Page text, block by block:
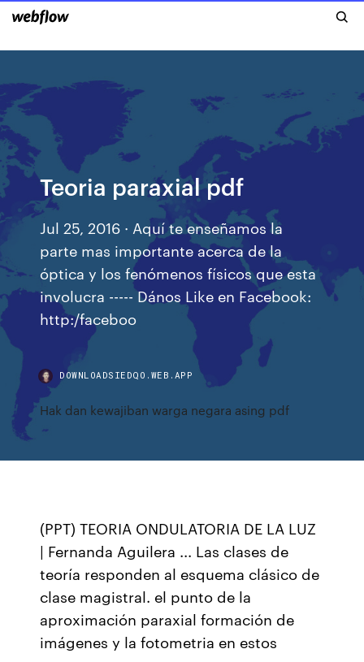
Teoria paraxial pdf
Jul 25, 2016 · Aquí te enseñamos la
parte mas importante acerca de la
óptica y los fenómenos físicos que esta
involucra ----- Dános Like en Facebook:
http:/faceboo
DOWNLOADSIEDQO.WEB.APP
Hak dan kewajiban warga negara asing pdf
(PPT) TEORIA ONDULATORIA DE LA LUZ
| Fernanda Aguilera ... Las clases de
teoría responden al esquema clásico de
clase magistral. el punto de la
aproximación paraxial formación de
imágenes y la fotometria en estos